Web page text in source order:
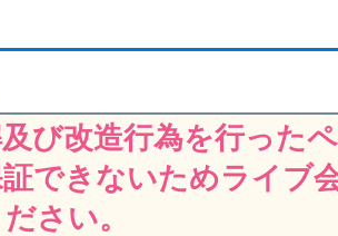
び改造行為を行った
できないためライブ
さい。